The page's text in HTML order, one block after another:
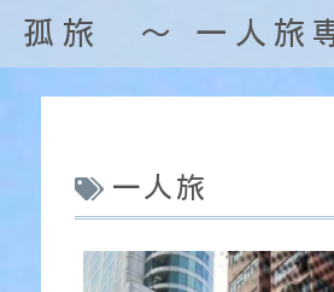
孤旅 〜 一人旅
一人旅